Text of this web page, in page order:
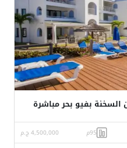
95م في العين السخنة بفيو بحر مباشرة
95م 4,500,000 ج.م